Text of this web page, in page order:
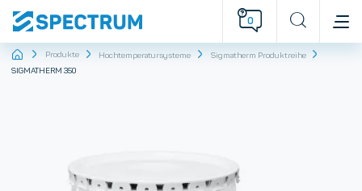
0
StartseiteProdukte Hochtemperatursysteme
Sigmatherm Produktreihe
SIGMATHERM 350